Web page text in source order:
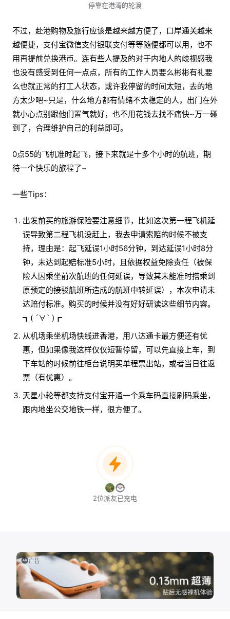
停靠在港湾的轮渡
不过，赴港购物及旅行应该是越来越方便了，口岸通关越来
越便捷，支付宝微信支付银联支付等等随便都可以用，也不
用再提前兑换港币。连有些人提及的对于内地人的歧视感我
也没有感受到任何一点点，所有的工作人员要么彬彬有礼要
么也就正常的打工人状态，或许我停留的时间太短，去的地
方太少吧~只是，什么地方都有情绪不太稳定的人，出门在外
就小心点别跟他们置气就好，也不用花钱去找不痛快~万一碰
到了，合理维护自己的利益即可。
0点55的飞机准时起飞，接下来就是十多个小时的航班，期
待一个快乐的旅程了~
一些Tips：
出发前买的旅游保险要注意细节，比如这次第一程飞机延
误导致第二程飞机没赶上，我去申请索赔的时候不被支
持，理由是：起飞延误1小时56分钟，到达延误1小时8分
钟，未达到起赔标准5小时，且依据权益免除责任（被保
险人因乘坐前次航班的任何延误，导致其未能准时搭乘到
原预定的接驳航班所造成的航班中转延误），本次申请未
达赔付标准。购买的时候并没有好好研读这些细节内容。
┓( ´∀` )┏
从机场乘坐机场快线进香港，用八达通卡最方便还有优
惠，但如果像我这样仅仅短暂停留，可以先直接上车，到
下车站的时候前往柜台说明买单程票出站，或者当日往返
票（有优惠）。
天星小轮等都支持支付宝开通一个乘车码直接刷码乘坐，
跟内地坐公交地铁一样，很方便了。
2位派友已充电
广告